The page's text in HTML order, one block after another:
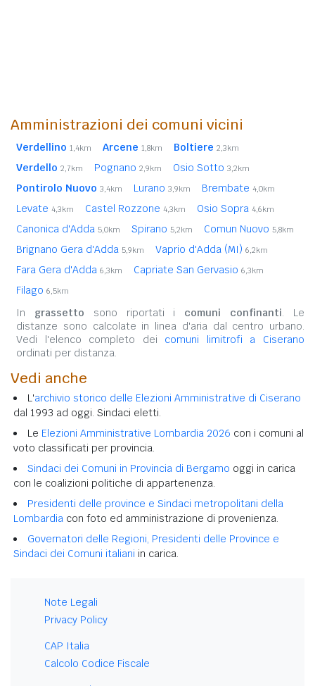
Amministrazioni dei comuni vicini
Verdellino 1,4km Arcene 1,8km Boltiere 2,3km
Verdello 2,7km Pognano 2,9km Osio Sotto 3,2km
Pontirolo Nuovo 3,4km Lurano 3,9km Brembate 4,0km
Levate 4,3km Castel Rozzone 4,3km Osio Sopra 4,6km
Canonica d'Adda 5,0km Spirano 5,2km Comun Nuovo 5,8km
Brignano Gera d'Adda 5,9km Vaprio d'Adda (MI) 6,2km
Fara Gera d'Adda 6,3km Capriate San Gervasio 6,3km
Filago 6,5km
In grassetto sono riportati i comuni confinanti. Le
distanze sono calcolate in linea d'aria dal centro urbano.
Vedi l'elenco completo dei comuni limitrofi a Ciserano
ordinati per distanza.
Vedi anche
L'archivio storico delle Elezioni Amministrative di Ciserano
dal 1993 ad oggi. Sindaci eletti.
Le Elezioni Amministrative Lombardia 2026 con i comuni al
voto classificati per provincia.
Sindaci dei Comuni in Provincia di Bergamo oggi in carica
con le coalizioni politiche di appartenenza.
Presidenti delle province e Sindaci metropolitani della
Lombardia con foto ed amministrazione di provenienza.
Governatori delle Regioni, Presidenti delle Province e
Sindaci dei Comuni italiani in carica.
Note Legali
Privacy Policy
CAP Italia
Calcolo Codice Fiscale